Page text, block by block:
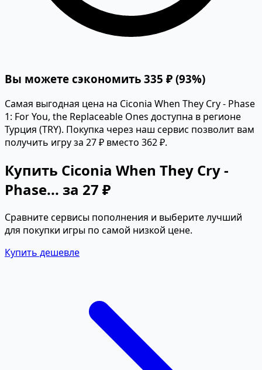
Вы можете сэкономить 335 ₽ (93%)
Самая выгодная цена на Ciconia When They Cry - Phase
1: For You, the Replaceable Ones доступна в регионе
Турция (TRY). Покупка через наш сервис позволит вам
получить игру за 27 ₽ вместо 362 ₽.
Купить Ciconia When They Cry -
Phase... за 27 ₽
Сравните сервисы пополнения и выберите лучший
для покупки игры по самой низкой цене.
Купить дешевле